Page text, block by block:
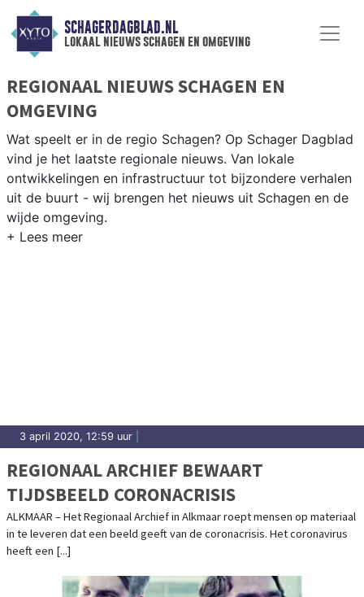
SCHAGERDAGBLAD.NL
lokaal nieuws schagen en omgeving
REGIONAAL NIEUWS SCHAGEN EN
OMGEVING
Wat speelt er in de regio Schagen? Op Schager Dagblad
vind je het laatste regionale nieuws. Van lokale
ontwikkelingen en infrastructuur tot bijzondere verhalen
uit de buurt - wij brengen het nieuws uit Schagen en de
wijde omgeving.
3 april 2020, 12:59 uur
REGIONAAL ARCHIEF BEWAART
TIJDSBEELD CORONACRISIS
ALKMAAR – Het Regionaal Archief in Alkmaar roept mensen op materiaal
in te leveren dat een beeld geeft van de coronacrisis. Het coronavirus
heeft een [...]